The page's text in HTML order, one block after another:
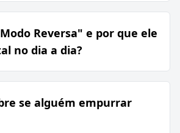
Reversa" e por que ele
no dia a dia?
se alguém empurrar